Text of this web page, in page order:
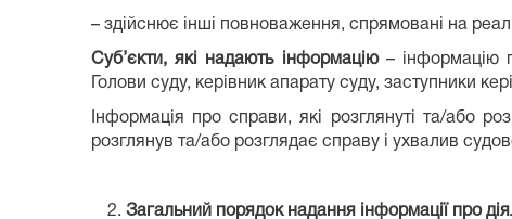
– здійснює інші повноваження, спрямовані на
Суб’єкти, які надають інформацію – інформацію
Голови суду, керівник апарату суду, заступники
Інформація про справи, які розглянуті та/або
розглянув та/або розглядає справу і ухвалив
Загальний порядок надання інформації про